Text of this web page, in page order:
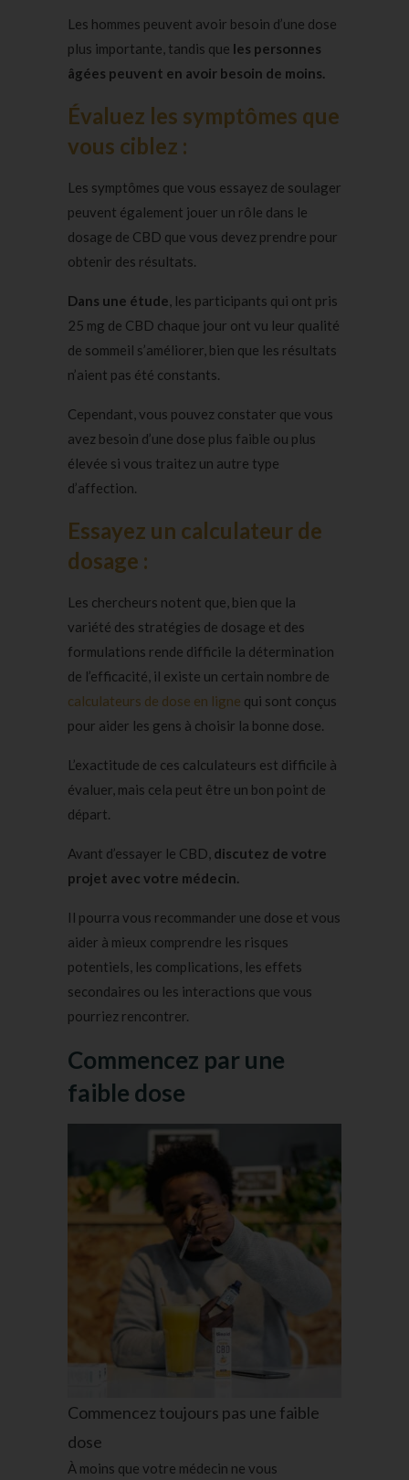
Les hommes peuvent avoir besoin d’une dose
plus importante, tandis que les personnes
âgées peuvent en avoir besoin de moins.
Évaluez les symptômes que
vous ciblez :
Les symptômes que vous essayez de soulager
peuvent également jouer un rôle dans le
dosage de CBD que vous devez prendre pour
obtenir des résultats.
Dans une étude, les participants qui ont pris
25 mg de CBD chaque jour ont vu leur qualité
de sommeil s’améliorer, bien que les résultats
n’aient pas été constants.
Cependant, vous pouvez constater que vous
avez besoin d’une dose plus faible ou plus
élevée si vous traitez un autre type
d’affection.
Essayez un calculateur de
dosage :
Les chercheurs notent que, bien que la
variété des stratégies de dosage et des
formulations rende difficile la détermination
de l’efficacité, il existe un certain nombre de
calculateurs de dose en ligne qui sont conçus
pour aider les gens à choisir la bonne dose.
L’exactitude de ces calculateurs est difficile à
évaluer, mais cela peut être un bon point de
départ.
Avant d’essayer le CBD, discutez de votre
projet avec votre médecin.
Il pourra vous recommander une dose et vous
aider à mieux comprendre les risques
potentiels, les complications, les effets
secondaires ou les interactions que vous
pourriez rencontrer.
Commencez par une
faible dose
Commencez toujours pas une faible
dose
À moins que votre médecin ne vous